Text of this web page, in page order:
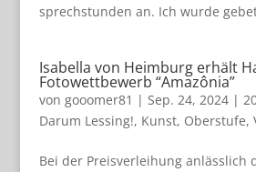
sprech­stun­den an. Ich wurde
Isabella von Heimburg erhält
Fotowettbewerb “Amazônia”
von gooomer81 | Sep. 24, 2024|
Darum Lessing!, Kunst, Oberstufe,
Bei der Preis­ver­lei­hung anläss­lich